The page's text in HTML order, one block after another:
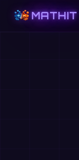
MATHIT